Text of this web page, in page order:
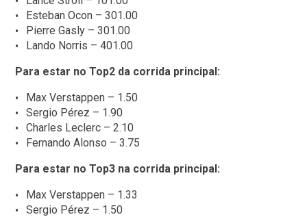
Esteban Ocon – 301.00
Pierre Gasly – 301.00
Lando Norris – 401.00
Para estar no Top2 da corrida principal:
Max Verstappen – 1.50
Sergio Pérez – 1.90
Charles Leclerc – 2.10
Fernando Alonso – 3.75
Para estar no Top3 na corrida principal:
Max Verstappen – 1.33
Sergio Pérez – 1.50